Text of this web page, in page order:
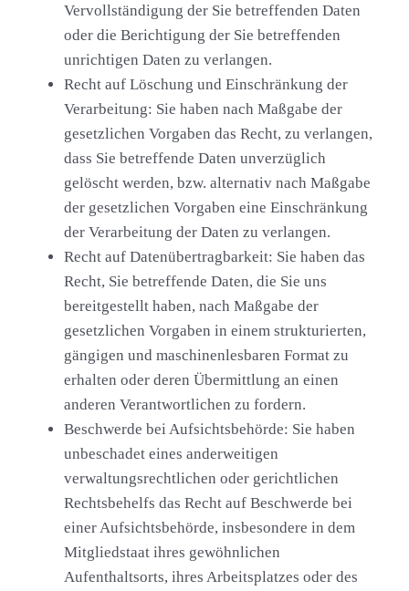
Vervollständigung der Sie betreffenden Daten
oder die Berichtigung der Sie betreffenden
unrichtigen Daten zu verlangen.
Recht auf Löschung und Einschränkung der
Verarbeitung: Sie haben nach Maßgabe der
gesetzlichen Vorgaben das Recht, zu verlangen,
dass Sie betreffende Daten unverzüglich
gelöscht werden, bzw. alternativ nach Maßgabe
der gesetzlichen Vorgaben eine Einschränkung
der Verarbeitung der Daten zu verlangen.
Recht auf Datenübertragbarkeit: Sie haben das
Recht, Sie betreffende Daten, die Sie uns
bereitgestellt haben, nach Maßgabe der
gesetzlichen Vorgaben in einem strukturierten,
gängigen und maschinenlesbaren Format zu
erhalten oder deren Übermittlung an einen
anderen Verantwortlichen zu fordern.
Beschwerde bei Aufsichtsbehörde: Sie haben
unbeschadet eines anderweitigen
verwaltungsrechtlichen oder gerichtlichen
Rechtsbehelfs das Recht auf Beschwerde bei
einer Aufsichtsbehörde, insbesondere in dem
Mitgliedstaat ihres gewöhnlichen
Aufenthaltsorts, ihres Arbeitsplatzes oder des